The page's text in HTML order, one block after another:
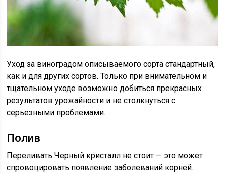
Уход за виноградом описываемого сорта стандартный,
как и для других сортов. Только при внимательном и
тщательном уходе возможно добиться прекрасных
результатов урожайности и не столкнуться с
серьезными проблемами.
Полив
Переливать Черный кристалл не стоит — это может
спровоцировать появление заболеваний корней.